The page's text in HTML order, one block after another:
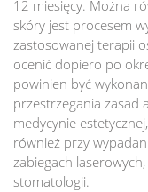
12 miesięcy. Można
skóry jest procesem
zastosowanej terapii
ocenić dopiero po
powinien być
przestrzegania zasad
medycynie
również przy
zabiegach
stomatologii.